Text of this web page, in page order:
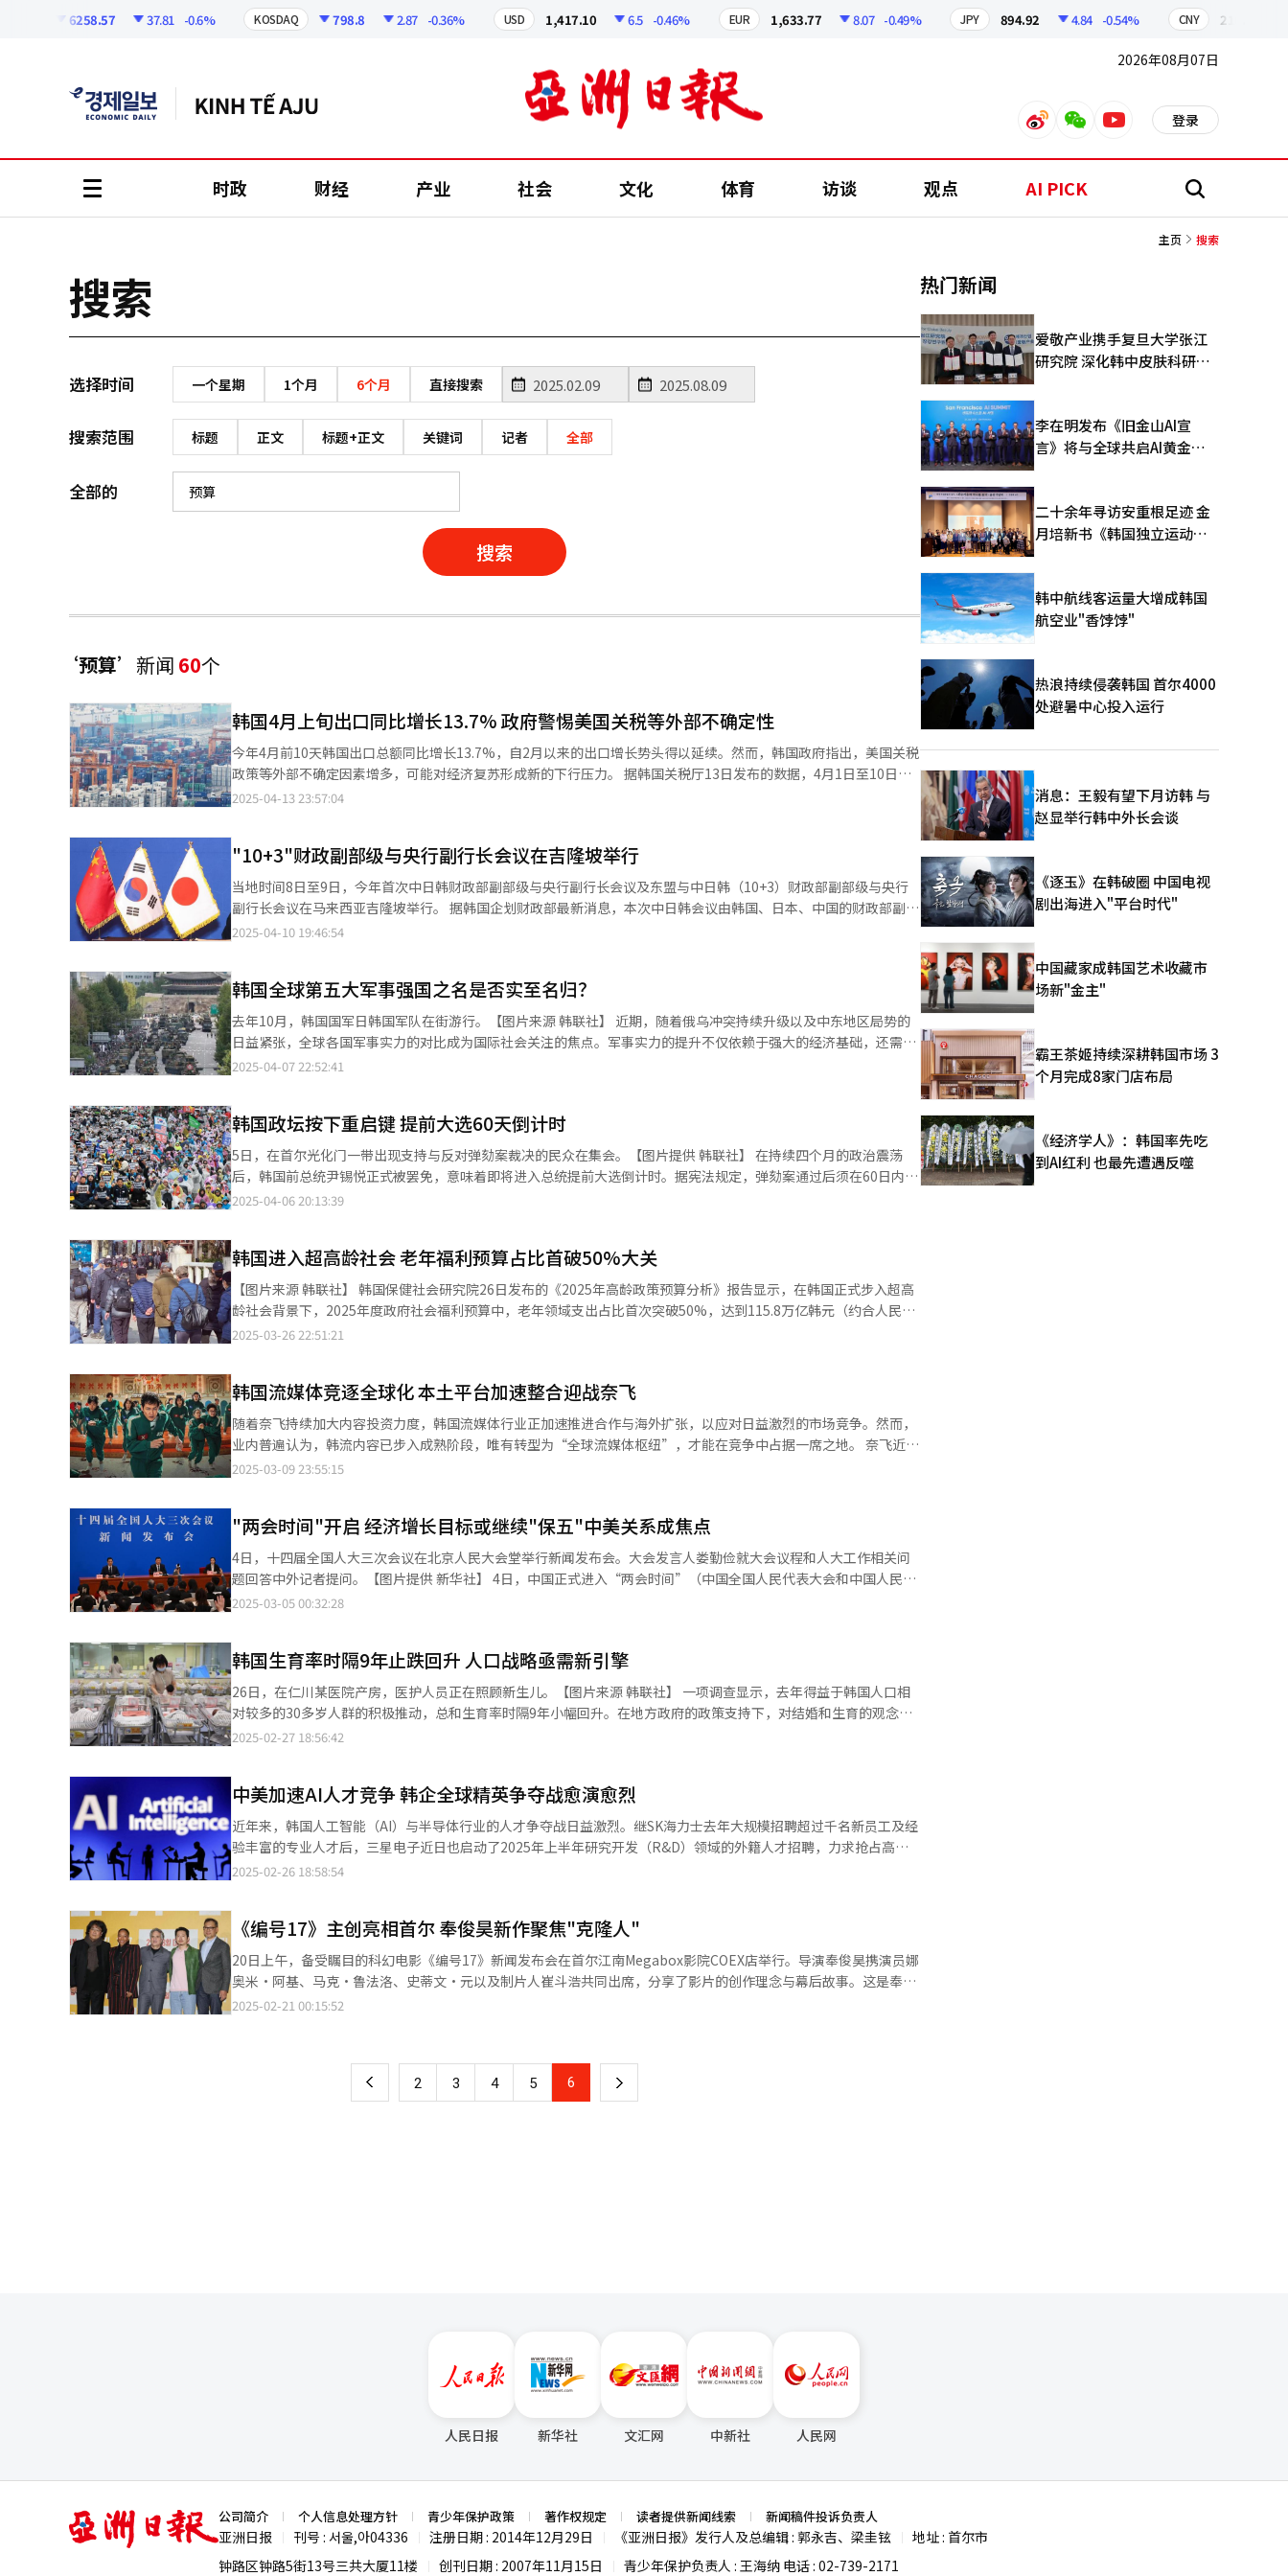
6258.57 37.81 -0.6% KOSDAQ 798.8 2.87 -0.36% USD 1,417.10 6.5 -0.46% EUR 1,633.77 8.07 -0.49% JPY 894.92 4.84 -0.54% CNY 210.03
2026年08月07日
weiboweixinyoutube 登录
时政 财经 产业 社会 文化 体育 访谈 观点 AI PICK 搜
主页 搜索
搜索
选择时间 一个星期 1个月 6个月 直接搜索
搜索范围 标题 正文 标题+正文 关键词 记者 全部
全部的
搜索
‘预算’ 新闻 60个
韩国4月上旬出口同比增长13.7% 政府警惕美国关税等外部不确定性
今年4月前10天韩国出口总额同比增长13.7%，自2月以来的出口增长势头得以延续。然而，韩国政府指出，美国关税
政策等外部不确定因素增多，可能对经济复苏形成新的下行压力。 据韩国关税厅13日发布的数据，4月1日至10日，
韩国出口总额达186亿美元，同比增加13.7%。期间有效工作日为8.5天，较去年同期多一天。考虑到这一因素，日均
口增长8.8%，对欧盟增长30.6%，对越南和日本分别增长14.3%和0.7%，而对美国的出口则略减0.6%。 同期，韩国
进口总额为197亿美元，同比增长6.5%。原油、半导体和机械设备进口分别增长10.2%、15.5%和10.3%。但天然气
和石油产品进口则分别下降19.1%和7.3%。从进口来源国来看，韩国自中国、美国、日本和澳大利亚的进口均有不同
程度增长，其中自澳大利亚进口同比上升19.9%。但自欧盟的进口则下降18.7%。 受进口增速高于出口影响，韩国4
月上旬的贸易收支出现11亿美元逆差。但今年以来（截至4月10日），累计贸易顺差仍维持在61.77亿美元。 韩国企
领域的恢复仍显缓慢，就业压力在部分脆弱行业持续存在。此外，美国近期强化关税政策、可能扩大至汽车和半导体
等关键产业，令外部风险上升，需高度警惕可能对韩国出口型经济带来的冲击。 企划财政部表示，政府将加快推进应
对通商风险的追加预算（补充预算），支持受影响企业、强化产业竞争力，并继续通过促进就业、扶持小微企业、激
活建筑投资等方式，推动民生经济恢复和稳定。 京畿道平泽港【图片来源 韩联社】
2025-04-13 23:57:04
"10+3"财政副部级与央行副行长会议在吉隆坡举行
当地时间8日至9日，今年首次中日韩财政部副部级与央行副行长会议及东盟与中日韩（10+3）财政部副部级与央行
副行长会议在马来西亚吉隆坡举行。 据韩国企划财政部最新消息，本次中日韩会议由韩国、日本、中国的财政部副部
长及央行副行长出席，“10+3”会议则聚集东盟10国与中日韩共13国的财政部副部长与央行副行长，以及东盟与中
议题进行讨论。韩国方面由企划财政部国际经济管理官崔智英担任首席代表参会。 AMRO、ADB与IMF一致认为，目
前区域经济整体保持稳健增长趋势，但在美国关税政策和全球金融紧缩等不确定性因素下，依旧面临较高下行风险。
各机构建议，各国应该充分运用财政与货币政策的可用空间，努力实现出口市场多元化，并加快数字化转型，以应对
未来挑战。 崔智英表示，韩国正处在总统弹劾后的政局不确定期，但国家治理依旧保持稳定。她补充称：“在距离新
任总统选举还有两个月的时间里，政府计划全面评估美方加征关税的影响、支援受损行业，并积极推动必要的补充预
（CMIM）实效性的相关举措进行重点讨论。韩方对CMIM改革相关讨论取得进展表示欢迎，并强调在向实缴资本机制
转变的过程中，CMIM应当继续发挥作为全球金融安全网补充机制的原有作用。 本次会议讨论的核心议题即将在下月
意大利米兰举行的部长级会议上最终确定。 【图片来源 韩联社】
2025-04-10 19:46:54
韩国全球第五大军事强国之名是否实至名归？
去年10月，韩国国军日韩国军队在街游行。【图片来源 韩联社】 近期，随着俄乌冲突持续升级以及中东地区局势的
日益紧张，全球各国军事实力的对比成为国际社会关注的焦点。军事实力的提升不仅依赖于强大的经济基础，还需要
多元化的武器装备和军种配置，这使得军事实力的增强难以在短期内实现。 近日，有关韩国军事实力排名全球第五的
的军事实力确实位居全球前十。若仅考虑常规战斗力而不涉及核武器，韩国的军事实力甚至可跻身全球前五。然而，
若将核武器纳入考量范围，朝鲜在军事实力上较韩国更具有威胁性。 由于韩国地处东亚，周边环绕着美国、俄罗斯、
中国、日本等军事超级大国，这些国家在全球范围内具有显著的影响力。因此，尽管韩国在全球范围内被视为军事强
国，但在东亚地区，韩国的军事地位相对难以界定。目前，韩国的常规战斗力在全球范围内处于领先地位。此外，韩
国经济实力位居全球第十，并在全球国防产业中占据一席之地，拥有强大的炮兵火力、机械化部队、超音速隐形战斗
国甚至缺乏基本的武器装备和军服，士兵们只能穿着日军和美军遗留的旧军服作战。1950年朝鲜战争爆发初期，韩国
军队陷入苦战，后在美国的支持下，战斗力才得以显著提升。1954年，韩国建立了第1、2军基地司令部和10个预备
师团，并引进了M47中型坦克等新型武器，为现代军事体系的建立奠定了基础。1964年至1972年间，韩国派遣了32
万名军人参与越南战争，不仅提升了韩军的实战经验，也为武器现代化提供了契机。 自20世纪70年代起，韩国通过
大力发展国防产业，逐步增强了自主国防能力。1970年8月，韩国成立了国防科学研究所（ADD），并于1971年首次
研发并投入使用虎头雕级巡逻艇。90年代，韩国引进了先进的武器系统，并成功开发K1坦克等大型军事装备。进入
21世纪后，韩国在无人机、坦克、炮兵、步兵战斗车辆以及F-35A隐形战斗机等领域的自主研发和大规模引进方面取
得了显著进展。 韩国之所以能够迅速崛起为军事强国，得益于丰富的实战经验、强大的战斗力和战略思维。为了确保
国家安全，韩国持续投入研发和创新尖端武器，不断提升军事力量。在20世纪60年代末至90年代被称为“亚洲四小
龙”之一的韩国，经济实现了爆发式增长，同时通过持续增加国防投资，确保了先进武器系统的引进和自主研发。此
备、资金支持、现代技术水平、军事预算等60项综合指标进行全面评估，对各国的军事实力进行排名。全球火力指数
的数值越接近0，表明该国的军事力量越强。但GFP的评估范围并不包括核武器等非对称战斗力。 从GFP的排名来
看，韩国的军事实力在过去十年中呈稳步上升趋势。2013年，韩国GFP位列全球第9位；2014年上升至第7位；2020
年至2023年期间，韩国稳定保持在第6位；而2024年，韩国的排名进一步提升至第5位。根据最新GFP数据，美国以
0.0744的指数位居榜首，俄罗斯（0.0788）、中国（0.0788）、印度（0.1184）和韩国（0.1656）等紧随其后。英
GFP评估的145个国家中，不丹（6.3934）、贝宁（4.3156）和中非共和国（4.2347）的指数位列末尾，军事实力相
对较弱。 朝鲜的GFP排名从去年的第36位上升2个名次，GFP高度评价了朝鲜陆军坦克、自行火炮、多管火箭炮系
统，还对空军战斗机、海军巡逻艇、潜水艇、自由舰数量也给予了高分。从整体上看，相较于武器性能，压倒性的数
量获得了国际认可。具体而言，朝鲜拥有4300余辆坦克、2600余辆装甲车、8800门野战炮、5500余门多管火箭炮、
100余枚地对地导弹、420余艘海军主战舰艇、250余艘登陆舰、20余艘水雷战舰、40余艘支援舰以及70余艘潜艇
面，韩国拥有1592架军用飞机（全球第5位）、807架直升机（全球第5位）、236辆坦克（全球第9位）、3270门自
行火炮及4400门牵引火箭炮（全球第2位）、13艘驱逐舰和17艘护卫舰（全球第3位）、22艘潜艇（全球第6位）。
此外，韩国的国防预算为463亿美元，位居全球第14位。 在评估一个国家的军事实力时，国防预算、国防产业能力以
及经济实力等综合国力指标同样至关重要。兰德公司高级国防研究员布鲁斯·贝内特（Bruce Bennett）指出：“如
来发展趋势和对外经济关系方面，朝鲜的表现几乎为零分。” 韩国和朝鲜作为分裂的两个国家，未来存在潜在的武力
著优势，而朝鲜军队则在武器数量上占据上风，反映了两国军事战略的差异。 韩国在过去几十年中通过持续的经济增
长、国防投资和技术创新，成功跻身全球军事强国之列。军事实力的提升不仅体现在常规武器系统的现代化和多样化
上，还通过丰富的实战经验和与美国的紧密军事合作得到了进一步巩固，为未来国防稳定和国际关系带来了深远影
2025-04-07 22:52:41
韩国政坛按下重启键 提前大选60天倒计时
5日，在首尔光化门一带出现支持与反对弹劾案裁决的民众在集会。【图片提供 韩联社】 在持续四个月的政治震荡
后，韩国前总统尹锡悦正式被罢免，意味着即将进入总统提前大选倒计时。据宪法规定，弹劾案通过后须在60日内举
行大选，韩国政治格局将迎来重大变革。 国务总理兼代总统韩德洙在紧急记者会上表示，政府将严格依照宪法程序推
进入选战筹备工作。各党须于5月4日前确定候选人，选战时间尤为紧凑。国民力量党相关人士表示：“考虑到法定选
举期限，各方共识是必须加快筹备进程。” 在野党共同民主党方面，现任党代表李在明或将于9日正式请辞，全身心
投入总统竞选。党内非主流派系的前议员金斗官、前庆尚南道知事金庆洙等人也表明了参选意向。在国民力量党议员
中，大邱市长洪准杓、首尔市长吴世勋、前代表韩东勋、安哲秀等均可能加入战局，雇佣劳动部长官金文洙的参选意
向也备受关注。 在当前复杂形势下，两党的竞选策略均将重点瞄准中间选民。美国特朗普政府推行的对等关税政策导
与经济民生息息相关的议题将成为选举核心焦点。多家民调机构发布的数据显示，目前政治立场中立或尚未明确表态
的选民比例稳定维持在30%左右，中间选民将成为决定选举走向的关键。 为此，两大政党加速调整各自的竞选策
略。共同民主党计划以“国家重建”作为核心竞选主张，重点抨击现政府实施戒严令导致的经济衰退，并提出以“经
济复苏与可持续增长”为关键词的政策框架，包括系统的贸易压力应对方案等具体施政纲领。共同民主党强调，将推
出一系列切实可行的经济振兴计划，以争取中间选民的支持。国民力量党则采取“反李在明”的差异化战略，在集中
但若无法有效争取中间选民的支持，优势地位恐将难维持。 弹劾案通过后的立法议程同样引发广泛关注，特别是关于
追加预算案的协商进展。目前两党在预算规模等关键问题上存在显著分歧。国民力量党主张编制10万亿韩元（约合人
民币499.1亿元）规模的补充预算，其中包含3万亿韩元用于山火灾后重建工作。而共同民主党则坚持要求35万亿韩元
的大规模预算案，重点推进包括消费券计划在内的一系列消费刺激措施。 民主党表示，当前最紧迫的任务是修复遭受
重创的民生经济。而国民力量党则重申，必须遵循协商一致的原则，并暗示若对方坚持包含争议条款的消费刺激计
2025-04-06 20:13:39
韩国进入超高龄社会 老年福利预算占比首破50%大关
【图片来源 韩联社】 韩国保健社会研究院26日发布的《2025年高龄政策预算分析》报告显示，在韩国正式步入超高
龄社会背景下，2025年度政府社会福利预算中，老年领域支出占比首次突破50%，达到115.8万亿韩元（约合人民币
5744亿元），占社会福利总预算229.1万亿韩元的50.6%。 数据显示，自2018年以来，韩国社会福利预算呈现显著增
比首次突破50%大关。 预算结构分析显示，以今年为基准，在115.8万亿韩元老年预算中，国民年金等公共年金支出
占比达76.3%（88.3万亿韩元），"老年生活稳定"项目占21.5%（24.9万亿韩元），"老年医疗保障"占2.6%（3万亿
韩元）。值得注意的是，国民年金在整体年金体系中的占比从44.3%提升至54.8%，而公务员年金
（34.9%→30.4%）和军人年金（6.7%→5%）占比则呈现下降趋势。 在老年生活稳定项目方面，政府大幅增加了老
年就业支持力度，相关预算从6000亿韩元激增至2.2万亿韩元，占比从6.4%提升至8.8%。地方自治团体的老年预算
韩元中）的34.5%。 保健社会研究院副研究委员宋昌吉（音）在报告中表示：“随着人口高龄化程度持续加深，预计
老年预算的增长趋势将长期持续。为确保财政可持续性，需要在扩大老年人就业等社会参与项目的同时，积极探索财
政运营效率提升方案。"报告特别强调，不同地区因财政自主度和老龄化率差异，在老年福利供给能力上存在显著不
均衡现象。
2025-03-26 22:51:21
韩国流媒体竞逐全球化 本土平台加速整合迎战奈飞
随着奈飞持续加大内容投资力度，韩国流媒体行业正加速推进合作与海外扩张，以应对日益激烈的市场竞争。然而，
业内普遍认为，韩流内容已步入成熟阶段，唯有转型为“全球流媒体枢纽”，才能在竞争中占据一席之地。 奈飞近日
宣布，今年将把内容投资预算提升至180亿美元，较去年增长约11%，凸显其持续推进“增长模式”的战略意图。奈
3.016亿。斯宾塞·纽曼特别提及，《鱿鱼游戏》等全球爆款剧集的出现，进一步证明了韩国内容的国际吸引力。奈
飞计划在2023年至2026年间向韩国内容投资25亿美元，若整体预算提升至180亿美元，韩国市场的年均投资额或将
增至11.5亿美元。 面对奈飞的强势扩张，韩国本土流媒体平台TVING和Wavve正加速资源整合，试图突破国内市场饱
和瓶颈，并积极拓展海外市场。TVING计划进军亚洲和美洲市场，而Wavve则通过其美国子公司Wavve Americas，
在包括美国和欧洲在内的78个国家（地区）运营平台。 其中，Wavve Americas推出的KOCOWA平台专注于服务全球
国市场实现盈利。 业界分析认为，韩国流媒体要在全球竞争格局中占据优势，必须打造差异化的韩国文化内容、构建
稳定的供应链，并提升本地化能力，包括技术优化、用户体验升级及营销策略调整等。专家建议，通过深化整合希杰
娱乐（CJ ENM）和主要电视台等核心内容资源，以及SK电讯等通信基础设施，可进一步提升海外市场竞争力。 此
外，与中小型制作公司合作、丰富内容类型，同时优化字幕、配音、本地支付方式及营销渠道，也是拓展国际市场的
关键。为缩小与奈飞等巨头的差距，引入外资、设立内容基金及推动联合投资等多元化融资手段同样至关重要。 K-
巨头竞争。未来两到三年，将是韩国流媒体缩小与奈飞差距的关键窗口期。” 电视剧《鱿鱼游戏》第二季剧照【图片
来源 奈飞】
2025-03-09 23:55:15
"两会时间"开启 经济增长目标或继续"保五"中美关系成焦点
4日，十四届全国人大三次会议在北京人民大会堂举行新闻发布会。大会发言人娄勤俭就大会议程和人大工作相关问
题回答中外记者提问。【图片提供 新华社】 4日，中国正式进入“两会时间”（中国全国人民代表大会和中国人民政
治协商会议），当天下午3时（北京时间），全国政协十四届三次会议在北京人民大会堂开幕。作为中国年度最重要
四届三次会议，会议将听取两会的重头戏——由国务院总理李强所做的政府工作报告。工作报告中将提出中国今年经
济增长率、国防预算、物价等目标值，以及政府重点发展战略和集中支持的产业领域等。 最受关注的无疑是中国今年
的GDP增长目标，各界预测今年仍将保持在5%左右。中国在去年下半年接连出台一系列刺激经济政策，包括家电消
费品以旧换新政策等，扩大市场流动性，实现了5%的经济增长目标。尽管今年各省份将增长目标设定为与去年持平
或略有下调，但平均仍超过5%。 为实现经济增长目标出台的经济刺激政策规模也是两会另一关注焦点。预计两会期
营经济等国家战略。去年底召开的中共中央经济工作会议上确定了将采取增加发行地方政府专项债券等更加积极的财
政政策，以及降低存款准备金等货币宽松政策为基本方向，但未出台具体措施。因此外界关注两会期间是否会“加
码”财政刺激政策。 今年两会前夕，由中国自主研发的低成本人工智能（AI）大模型DeepSeek在全球掀起热潮，预
计有关AI发展的内容将成为两会热门议题。在4日举行十四届全国人大三次会议新闻发布会上，大会发言人娄勤俭在
回答有关AI发展相关问题时表示，DeepSeek取得的重大进展代表着一批中国公司在人工智能领域的崛起，坚持开放
公司的兴起可以看到，中国在科技发展上的创新性和包容性。 特朗普开启第二任期后，美国对华贸易不断施压，就在
两会开幕当天，美国宣布以芬太尼为由对所有中国输美商品进一步加征10%关税，中国也立即采取反制措施，从3月
10日起对原产于美国的鸡肉、小麦、玉米、棉花等商品加征15%的关税。 因此有观测认为，在中美贸易紧张加剧的
背景下，应对外部压力成为两会的重要议题。在两会期间举行的外交部长记者会上，如何梳理中美关系，应对中美贸
易争端升级将成为重中之重。
2025-03-05 00:32:28
韩国生育率时隔9年止跌回升 人口战略亟需新引擎
26日，在仁川某医院产房，医护人员正在照顾新生儿。【图片来源 韩联社】 一项调查显示，去年得益于韩国人口相
对较多的30多岁人群的积极推动，总和生育率时隔9年小幅回升。在地方政府的政策支持下，对结婚和生育的观念发
生了积极变化。但有观测认为，在未来两年内，由于30岁女性人口下滑，生育率的增长势头或将遭遇阻滞。有人指
0.03。去年新生儿数为23.83万人，同比增加8300人（3.6%）。合计生育率和新生儿数自2015年以后时隔9年转为增
加。然而，在经济合作与发展组织（OECD）的38个成员国中，仍处于最低水平，不到OECD平均总和生育率
（1.51）的一半（0.76）。 政府方面预测，新生儿数与出生率的增长趋势将在短期内得以延续。预计今年总和生育率
将继去年之后增加0.04人，达到0.79。同时，新生儿数量有望增加逾1万人，达约25万人。这一积极变化主要归因于
出生人口激增的1991年至1995年间出生者步入29岁至33岁的生育黄金期。具体而言，每千名女性人口中，30多岁女
数也呈增加趋势。去年结婚件数为22.2422万件，创自2019年以来5年来的最高值。与前一年相比，增加14.9%，是
自1970年开始年度统计以来的新高。然而，统计厅国家统计门户网站（KOSIS）发布的数据显示，1991年至1995年
出生人口年均达70万人，而1996年开始剧减至60万人。 此外，结婚数量的增加也为出生率的提升提供了有力支撑。
去年，韩国结婚总数达到22.2422万件，同比增加14.9%，创自2019年以来的新高。然而，1991年至1995年间出生
的人口年均达70万人，而自1996年起则急剧下降至60万人。统计厅人口推算结果显示，2年后，30多岁女性人口将逐
后，一直处于停滞状态。 有专家指出，为了维持生育率的持续增长，必须尽快成立专门的人口战略企划部门，以确保
相关政策的有效实施与支援。此前，在政局稳定时期，朝野双方已就新设人口部门的必要性达成共识。然而，自紧急
2025-02-27 18:56:42
中美加速AI人才竞争 韩企全球精英争夺战愈演愈烈
近年来，韩国人工智能（AI）与半导体行业的人才争夺战日益激烈。继SK海力士去年大规模招聘超过千名新员工及经
验丰富的专业人才后，三星电子近日也启动了2025年上半年研究开发（R&D）领域的外籍人才招聘，力求抢占高端
科技人才资源。 据相关业界26日消息，三星电子及三星显示、三星电机、三星SDS、三星SDI等10家关联企业自24日
（TOPIK）三级以上，并具有至少两年相关工作经验或持有硕士、博士学位。尤其是具备半导体（DS）领域专业知识
或硕博学历的技术人才，将大幅提高录取机会。 与此同时，韩国半导体企业正加大人才招募力度，以应对行业人力资
源短缺的困境。随着AI产业迎来黄金发展期，高带宽存储器（HMB）市场快速增长，但企业普遍面临人才供不应求的
局面，特别是引领高端技术创新的“超级人才”更是稀缺。 韩国业界对人才争夺的紧迫感还源于美国和中国在AI领域
的激烈竞争。这两国正通过庞大的资源投入，吸引全球顶级科技人才，加剧了韩国本土企业在高端人才招聘方面的挑
国的94.1%（全球排名第二）；“高性能低功耗AI芯片技术”方面，韩国的技术水平为84.1%（全球排名第三），同
样低于中国的88.3%（全球排名第二）。此外，在“功率半导体技术”及“下一代高性能传感技术”领域，韩国的全
2025-02-26 18:58:54
《编号17》主创亮相首尔 奉俊昊新作聚焦"克隆人"
20日上午，备受瞩目的科幻电影《编号17》新闻发布会在首尔江南Megabox影院COEX店举行。导演奉俊昊携演员娜
奥米·阿基、马克·鲁法洛、史蒂文·元以及制片人崔斗浩共同出席，分享了影片的创作理念与幕后故事。这是奉俊
昊继《寄生虫》之后时隔约5年推出的新作，也是他继《雪国列车》《玉子》之后的第三部英语电影。 导演奉俊昊
一事无成，加入星际殖民计划后，启了一段反复死亡又重生的“宇宙打工记”。 奉俊昊在发布会上表示，影片的核心
概念“克隆人”与其他同类型电影有着显著区别，尤其是在角色塑造上更具深度。他强调，虽然《编号17》是一部科
幻电影，但却充满了人情味。主人公米奇·巴恩斯并非超级英雄或天才，而是一个普通的年轻人，这种设定让影片更
可能会减少，但预算的多少并不会影响电影的质量。 发布会最后，主创们共同表达了对影片全球上映的期待。他们相
信，《编号17》不仅是一部科幻电影，更是一部能够引发全球观众思考的作品。通过对人性、权力和日常生活的深刻
探讨，影片将带给观众独特的情感体验与内心慰藉。 《编号17》将于2月28日在韩国上映，3月7日在中国内地与北美
同步上映。 电影《编号17》海报【图片来源 华纳兄弟韩国】
2025-02-21 00:15:52
上 2 3 4 5 6 下
热门新闻
爱敬产业携手复旦大学张江
研究院 深化韩中皮肤科研合
李在明发布《旧金山AI宣
言》将与全球共启AI黄金时
二十余年寻访安重根足迹 金
月培新书《韩国独立运动圣
韩中航线客运量大增成韩国
航空业"香饽饽"
热浪持续侵袭韩国 首尔4000
处避暑中心投入运行
消息：王毅有望下月访韩 与
赵显举行韩中外长会谈
《逐玉》在韩破圈 中国电视
剧出海进入"平台时代"
中国藏家成韩国艺术收藏市
场新"金主"
霸王茶姬持续深耕韩国市场 3
个月完成8家门店布局
《经济学人》：韩国率先吃
到AI红利 也最先遭遇反噬
人民日报 新华社 文汇网 中新社 人民网
亚
洲
日
公司简介 个人信息处理方针 青少年保护政策 著作权规定 读者提供新闻线索 新闻稿件投诉负责人
亚洲日报 刊号 : 서울,아04336 注册日期 : 2014年12月29日 《亚洲日报》发行人及总编辑 : 郭永吉、梁圭铉
地址 : 首尔市
钟路区钟路5街13号三共大厦11楼
创刊日期 : 2007年11月15日 青少年保护负责人 : 王海纳 电话 : 02-739-2171